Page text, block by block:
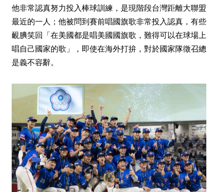
他非常認真努力投入棒球訓練，是現階段台灣距離大聯盟
最近的一人；他被問到賽前唱國旗歌非常投入認真，有些
靦腆笑回「在美國都是唱美國國旗歌，難得可以在球場上
唱自己國家的歌」，即使在海外打拚，對於國家隊徵召總
是義不容辭。